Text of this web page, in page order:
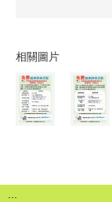
相關圖片
:::